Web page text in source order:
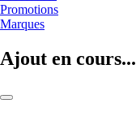
Promotions
Marques
Ajout en cours...